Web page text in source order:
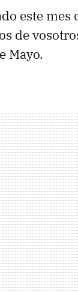
este mes
de
Mayo.